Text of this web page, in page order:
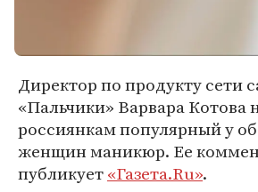
Директор по продукту сети
«Пальчики» Варвара Котова
россиянкам популярный у
женщин маникюр. Ее
публикует«Газета.Ru».